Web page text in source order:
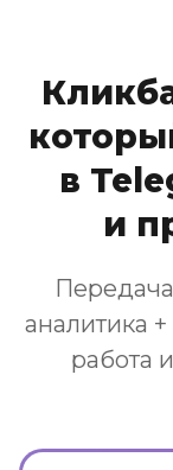
в
и
аналитика
работа